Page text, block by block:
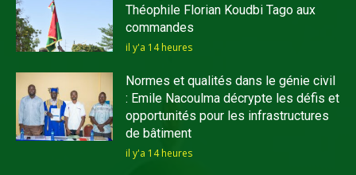
Théophile Florian Koudbi Tago aux
commandes
il y'a 14 heures
Normes et qualités dans le génie civil
: Emile Nacoulma décrypte les défis et
opportunités pour les infrastructures
de bâtiment
il y'a 14 heures